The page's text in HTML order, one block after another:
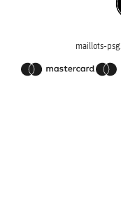
maillots-